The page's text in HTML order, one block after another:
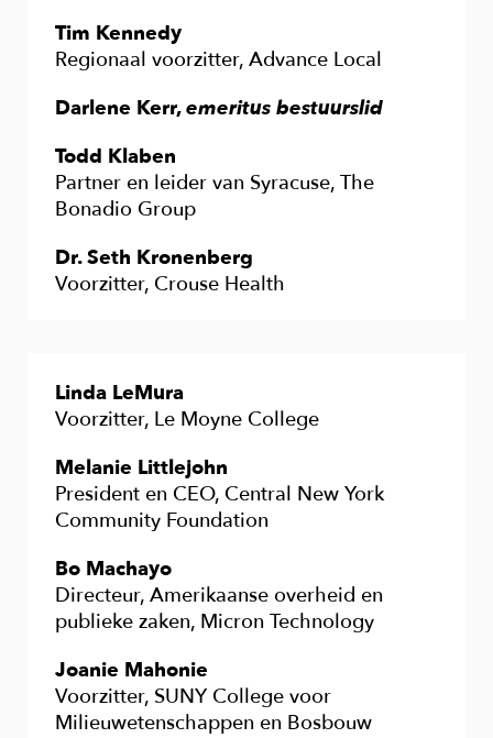
Tim Kennedy
Regionaal voorzitter, Advance Local
Darlene Kerr,emeritus bestuurslid
Todd Klaben
Partner en leider van Syracuse, The
Bonadio Group
Dr. Seth Kronenberg
Voorzitter, Crouse Health
Linda LeMura
Voorzitter, Le Moyne College
Melanie Littlejohn
President en CEO, Central New York
Community Foundation
Bo Machayo
Directeur, Amerikaanse overheid en
publieke zaken, Micron Technology
Joanie Mahonie
Voorzitter, SUNY College voor
Milieuwetenschappen en Bosbouw